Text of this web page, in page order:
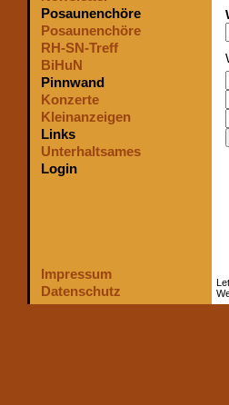
Posaunenchöre
Posaunenchöre
RH-SN-Treff
BiHuN
Pinnwand
Konzerte
Kleinanzeigen
Links
Unterhaltsames
Login
Impressum
Datenschutz